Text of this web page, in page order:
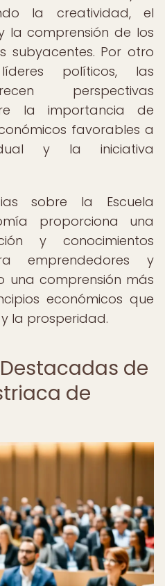
la creatividad, el
la comprensión de los
subyacentes. Por otro
políticos, las
perspectivas
la importancia de
favorables a
y la iniciativa
sobre la Escuela
proporciona una
y conocimientos
emprendedores y
una comprensión más
económicos que
la prosperidad.
de
de